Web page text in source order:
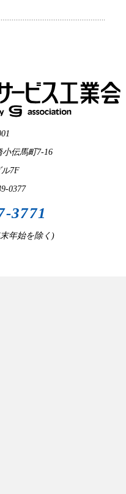
伝馬町7-16
7F
0377
3771
年始を除く)